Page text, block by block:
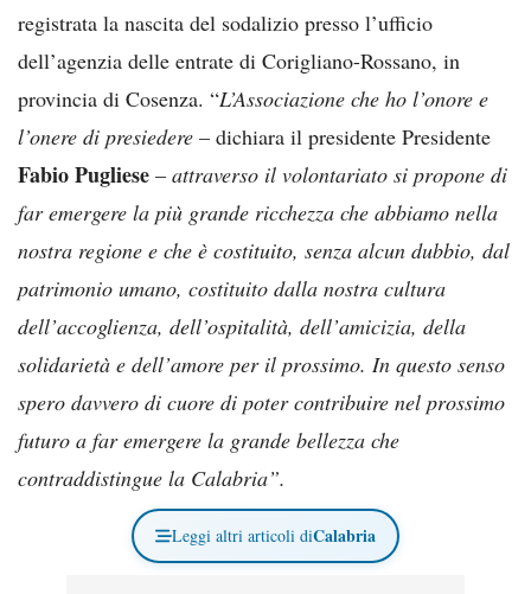
registrata la nascita del sodalizio presso l’ufficio
dell’agenzia delle entrate di Corigliano-Rossano, in
provincia di Cosenza. “L’Associazione che ho l’onore e
l’onere di presiedere – dichiara il presidente Presidente
Fabio Pugliese – attraverso il volontariato si propone di
far emergere la più grande ricchezza che abbiamo nella
nostra regione e che è costituito, senza alcun dubbio, dal
patrimonio umano, costituito dalla nostra cultura
dell’accoglienza, dell’ospitalità, dell’amicizia, della
solidarietà e dell’amore per il prossimo. In questo senso
spero davvero di cuore di poter contribuire nel prossimo
futuro a far emergere la grande bellezza che
contraddistingue la Calabria”.
Leggi altri articoli diCalabria